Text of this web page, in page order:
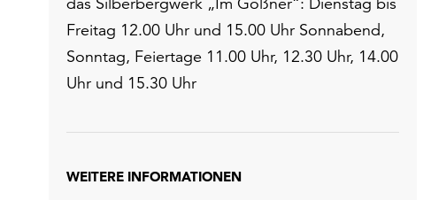
Freitag 12.00 Uhr und 15.00 Uhr Sonnabend,
Sonntag, Feiertage 11.00 Uhr, 12.30 Uhr, 14.00
Uhr und 15.30 Uhr
WEITERE INFORMATIONEN